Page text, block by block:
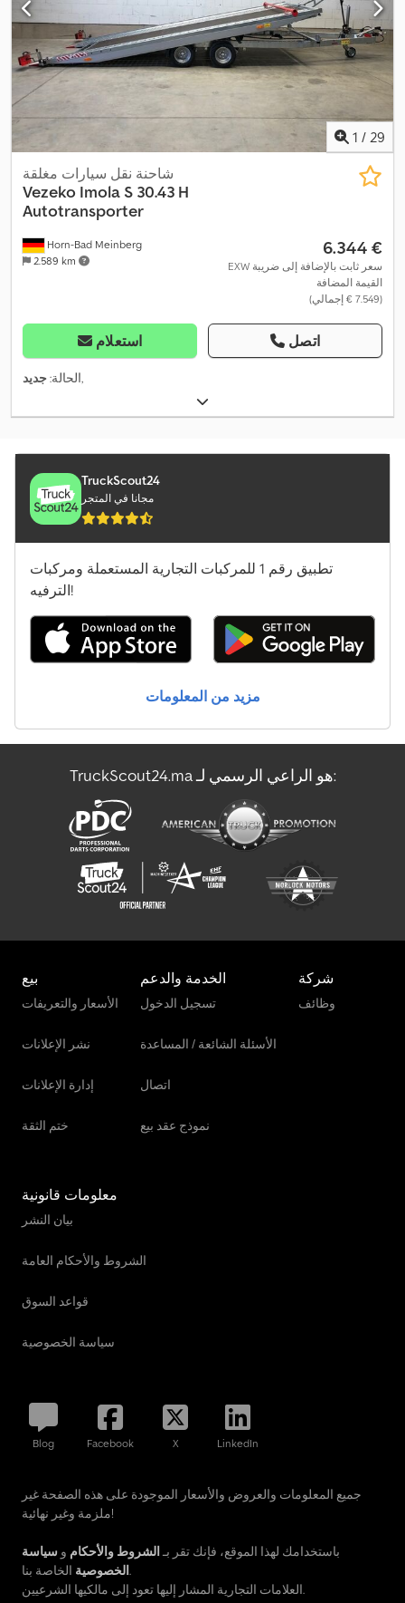
1 / 29
Horn-Bad Meinberg
2.589 km
شاحنة نقل سيارات مغلقة
Vezeko Imola S 30.43 H
Autotransporter
‏6.344 €
EXW سعر ثابت بالإضافة إلى ضريبة
القيمة المضافة
(‏7.549 € إجمالي)
استعلام اتصل
الحالة:جديد ,
TruckScout24
مجانا في المتجر
تطبيق رقم 1 للمركبات التجارية المستعملة ومركبات
الترفيه!
مزيد من المعلومات
TruckScout24.ma هو الراعي الرسمي لـ:
بيع
الأسعار والتعريفات
نشر الإعلانات
إدارة الإعلانات
ختم الثقة
الخدمة والدعم
تسجيل الدخول
الأسئلة الشائعة / المساعدة
اتصال
نموذج عقد بيع
شركة
وظائف
معلومات قانونية
بيان النشر
الشروط والأحكام العامة
قواعد السوق
سياسة الخصوصية
Blog Facebook X LinkedIn
جميع المعلومات والعروض والأسعار الموجودة على هذه الصفحة غير
ملزمة وغير نهائية!
باستخدامك لهذا الموقع، فإنك تقر بـ الشروط والأحكام و سياسة
الخصوصيةالخاصة بنا.
العلامات التجارية المشار إليها تعود إلى مالكيها الشرعيين.